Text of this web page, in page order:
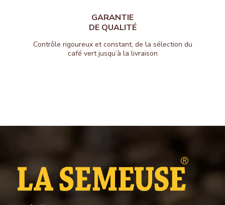
GARANTIE
DE QUALITÉ
Contrôle rigoureux et constant, de la sélection du
café vert jusqu’à la livraison